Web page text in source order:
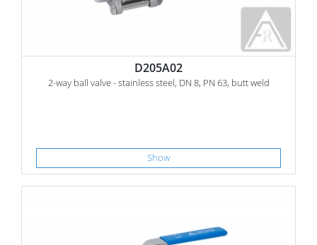
D205A02
2-way ball valve - stainless steel, DN 8, PN 63, butt weld
Show